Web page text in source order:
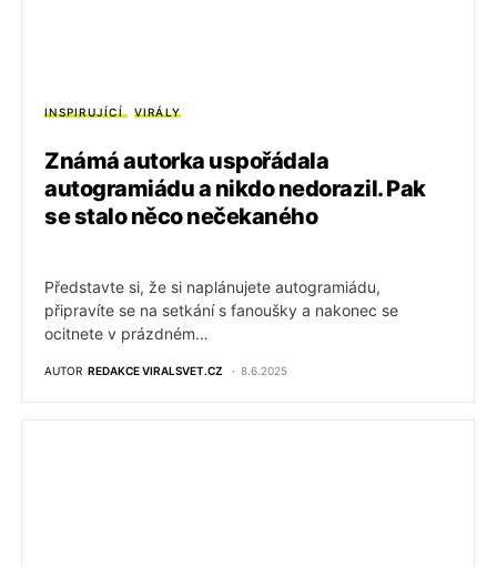
INSPIRUJÍCÍ VIRÁLY
Známá autorka uspořádala
autogramiádu a nikdo nedorazil. Pak
se stalo něco nečekaného
Představte si, že si naplánujete autogramiádu,
připravíte se na setkání s fanoušky a nakonec se
ocitnete v prázdném…
AUTOR REDAKCE VIRALSVET.CZ 8.6.2025